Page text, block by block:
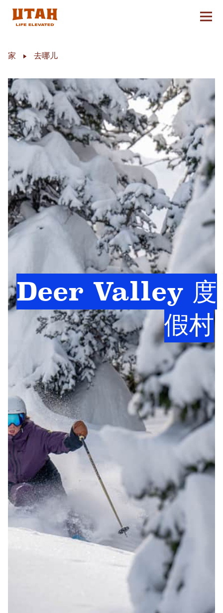
切换
家 去哪儿
Deer Valley 度
假村